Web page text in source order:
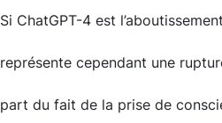
Si ChatGPT-4 est
représente cependant une
part du fait de la prise de